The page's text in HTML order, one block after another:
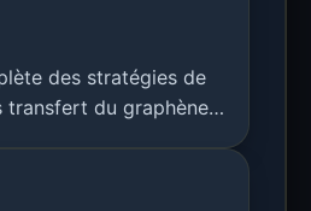
des stratégies de
transfert du graphène
flexible.